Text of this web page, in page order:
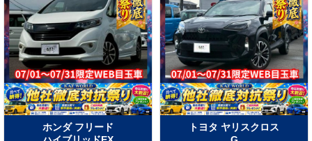
ホンダ フリード
トヨタ ヤリスクロス